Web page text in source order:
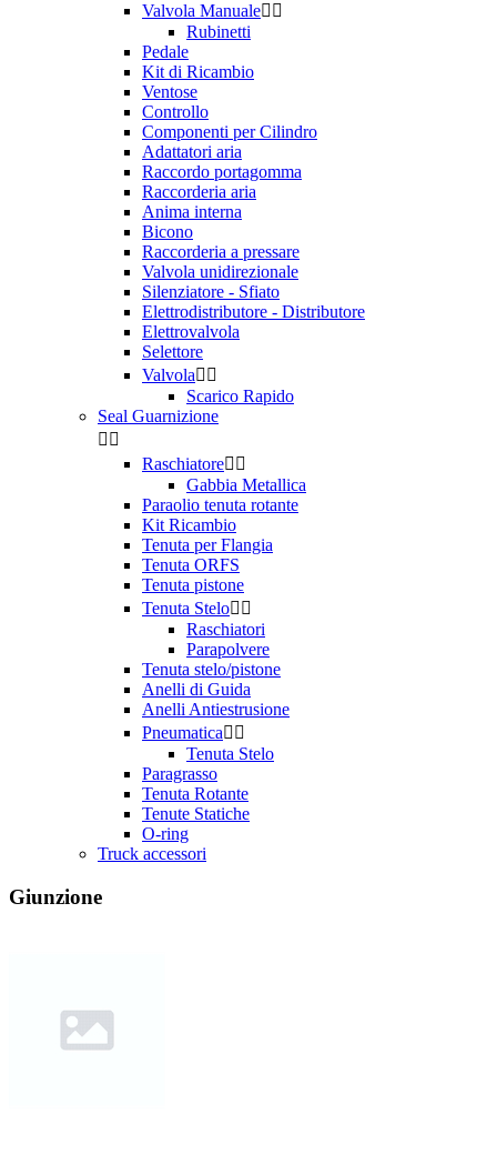
Valvola Manuale 
Rubinetti
Pedale
Kit di Ricambio
Ventose
Controllo
Componenti per Cilindro
Adattatori aria
Raccordo portagomma
Raccorderia aria
Anima interna
Bicono
Raccorderia a pressare
Valvola unidirezionale
Silenziatore - Sfiato
Elettrodistributore - Distributore
Elettrovalvola
Selettore
Valvola 
Scarico Rapido
Seal Guarnizione
 
Raschiatore 
Gabbia Metallica
Paraolio tenuta rotante
Kit Ricambio
Tenuta per Flangia
Tenuta ORFS
Tenuta pistone
Tenuta Stelo 
Raschiatori
Parapolvere
Tenuta stelo/pistone
Anelli di Guida
Anelli Antiestrusione
Pneumatica 
Tenuta Stelo
Paragrasso
Tenuta Rotante
Tenute Statiche
O-ring
Truck accessori
Giunzione